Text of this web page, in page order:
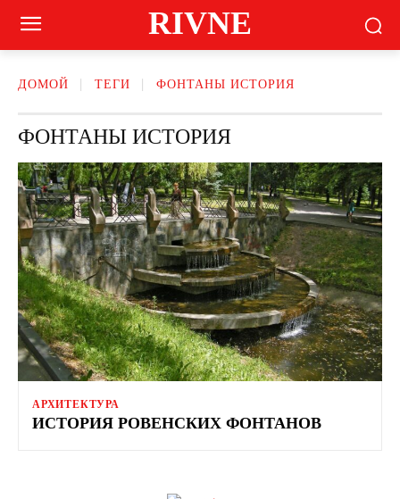
RIVNE
ДОМОЙ ТЕГИ ФОНТАНЫ ИСТОРИЯ
ФОНТАНЫ ИСТОРИЯ
АРХИТЕКТУРА
ИСТОРИЯ РОВЕНСКИХ ФОНТАНОВ